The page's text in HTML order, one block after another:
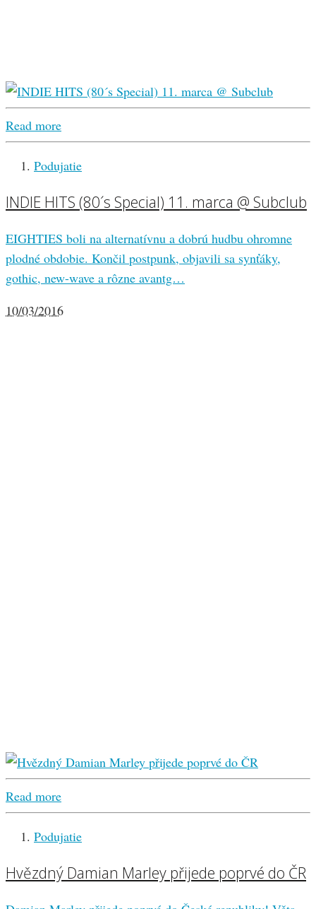
Read more
Podujatie
INDIE HITS (80´s Special) 11. marca @ Subclub
EIGHTIES boli na alternatívnu a dobrú hudbu ohromne
plodné obdobie. Končil postpunk, objavili sa synťáky,
gothic, new-wave a rôzne avantg…
10/03/2016
Read more
Podujatie
Hvězdný Damian Marley přijede poprvé do ČR